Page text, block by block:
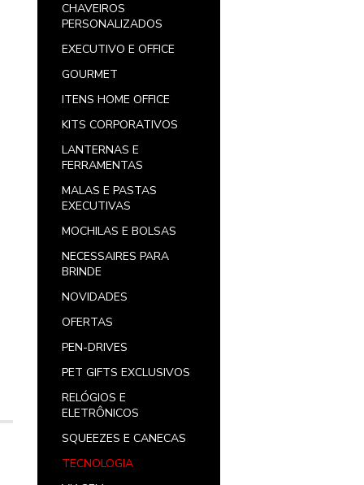
CHAVEIROS
PERSONALIZADOS
EXECUTIVO E OFFICE
GOURMET
ITENS HOME OFFICE
KITS CORPORATIVOS
LANTERNAS E
FERRAMENTAS
MALAS E PASTAS
EXECUTIVAS
MOCHILAS E BOLSAS
NECESSAIRES PARA
BRINDE
NOVIDADES
OFERTAS
PEN-DRIVES
PET GIFTS EXCLUSIVOS
RELÓGIOS E
ELETRÔNICOS
SQUEEZES E CANECAS
TECNOLOGIA